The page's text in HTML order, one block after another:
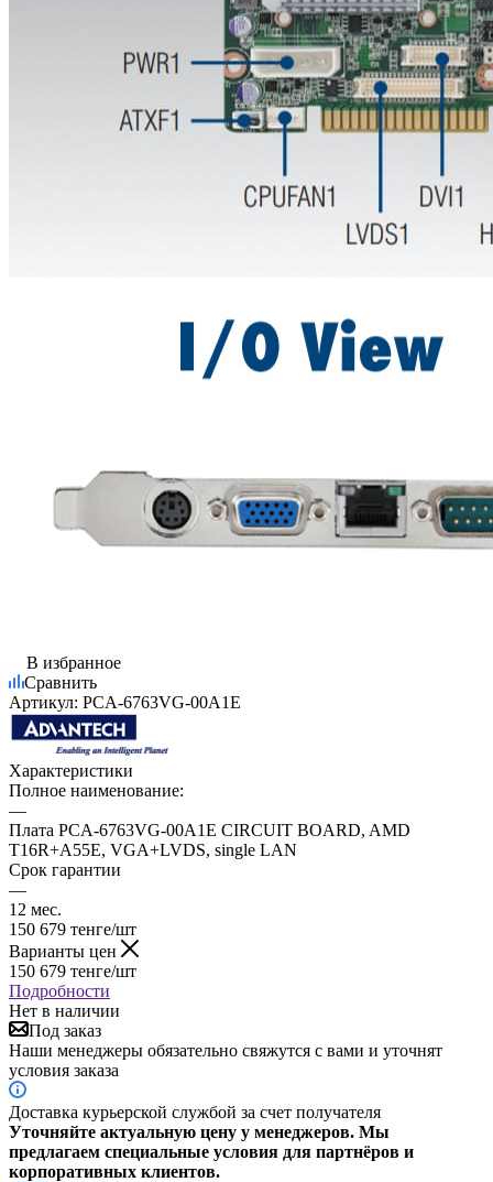
В избранное
Сравнить
Артикул: PCA-6763VG-00A1E
Характеристики
Полное наименование:
—
Плата PCA-6763VG-00A1E CIRCUIT BOARD, AMD
T16R+A55E, VGA+LVDS, single LAN
Срок гарантии
—
12 мес.
150 679 тенге/шт
Варианты цен
150 679 тенге/шт
Подробности
Нет в наличии
Под заказ
Наши менеджеры обязательно свяжутся с вами и уточнят
условия заказа
Доставка курьерской службой за счет получателя
Уточняйте актуальную цену у менеджеров. Мы
предлагаем специальные условия для партнёров и
корпоративных клиентов.